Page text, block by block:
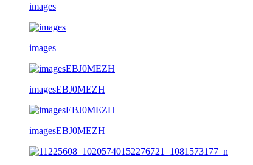
images
images
imagesEBJ0MEZH
imagesEBJ0MEZH